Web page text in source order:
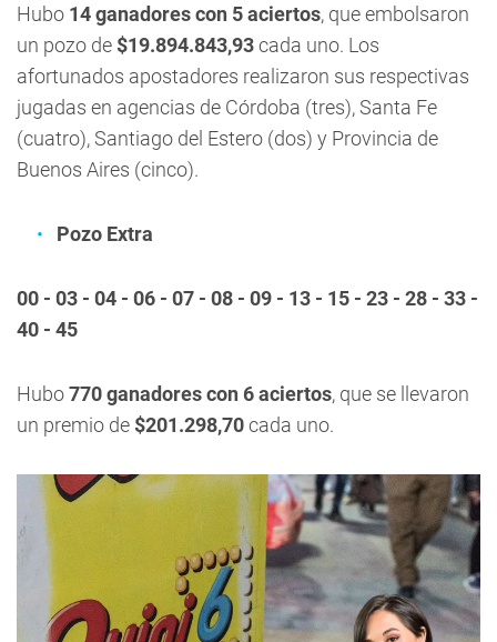
Hubo 14 ganadores con 5 aciertos, que embolsaron
un pozo de $19.894.843,93cada uno. Los
afortunados apostadores realizaron sus respectivas
jugadas en agencias de Córdoba (tres), Santa Fe
(cuatro), Santiago del Estero (dos) y Provincia de
Buenos Aires (cinco).
Pozo Extra
00 - 03 - 04 - 06 - 07 - 08 - 09 - 13 - 15 - 23 - 28 - 33 -
40 - 45
Hubo770 ganadores con 6 aciertos, que se llevaron
un premio de $201.298,70cada uno.